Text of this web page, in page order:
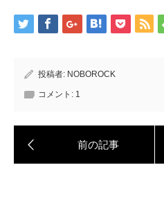
投稿者: NOBOROCK
コメント: 1